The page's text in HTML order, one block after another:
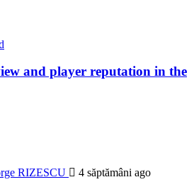
and player reputation in the
RIZESCU
4 săptămâni ago